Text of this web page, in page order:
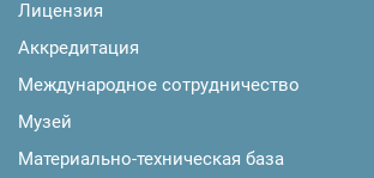
Лицензия
Аккредитация
Международное сотрудничество
Музей
Материально-техническая база